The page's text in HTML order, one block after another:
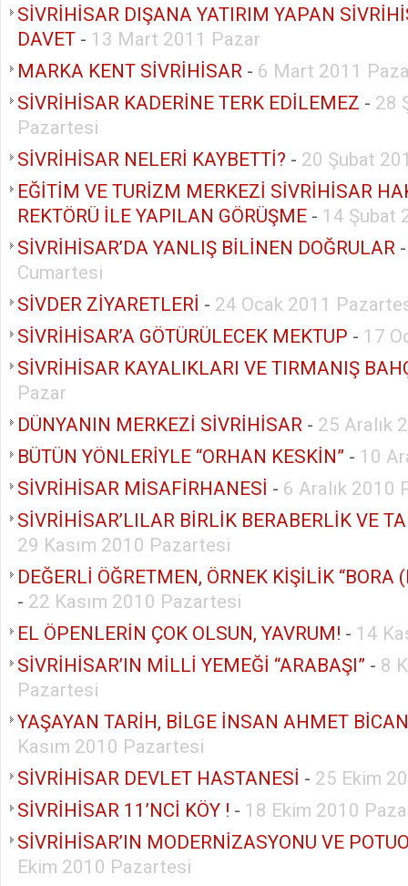
SİVRİHİSAR DIŞANA YATIRIM YAPAN
DAVET - 13 Mart 2011 Pazar
MARKA KENT SİVRİHİSAR - 6 Mart 2011
SİVRİHİSAR KADERİNE TERK EDİLEMEZ - 28
Pazartesi
SİVRİHİSAR NELERİ KAYBETTİ? - 20 Şubat
EĞİTİM VE TURİZM MERKEZİ SİVRİHİSAR
REKTÖRÜ İLE YAPILAN GÖRÜŞME - 14 Şubat
SİVRİHİSAR’DA YANLIŞ BİLİNEN DOĞRULAR
Cumartesi
SİVDER ZİYARETLERİ - 24 Ocak 2011
SİVRİHİSAR’A GÖTÜRÜLECEK MEKTUP - 17
SİVRİHİSAR KAYALIKLARI VE TIRMANIŞ
Pazar
DÜNYANIN MERKEZİ SİVRİHİSAR - 25 Aralık
BÜTÜN YÖNLERİYLE “ORHAN KESKİN” - 10
SİVRİHİSAR MİSAFİRHANESİ - 6 Aralık 2010
SİVRİHİSAR’LILAR BİRLİK BERABERLİK VE
29 Kasım 2010 Pazartesi
DEĞERLİ ÖĞRETMEN, ÖRNEK KİŞİLİK “BORA
- 22 Kasım 2010 Pazartesi
EL ÖPENLERİN ÇOK OLSUN, YAVRUM! - 14
SİVRİHİSAR’IN MİLLİ YEMEĞİ “ARABAŞI” - 8
Pazartesi
YAŞAYAN TARİH, BİLGE İNSAN AHMET
Kasım 2010 Pazartesi
SİVRİHİSAR DEVLET HASTANESİ - 25 Ekim
SİVRİHİSAR 11’NCİ KÖY ! - 18 Ekim 2010
SİVRİHİSAR’IN MODERNİZASYONU VE
Ekim 2010 Pazartesi